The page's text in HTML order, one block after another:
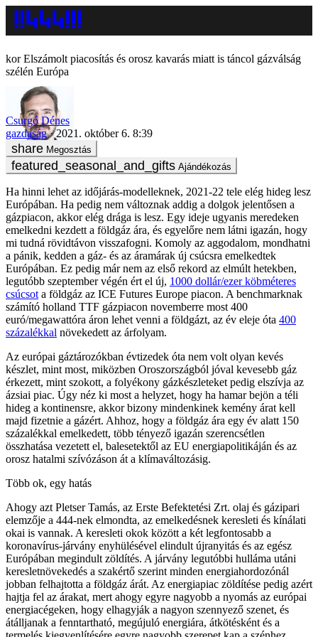
Elszámolt piacosítás és orosz kavarás miatt is táncol gázválság
szélén Európa
Csurgó Dénes
gazdaság
2021. október 6. 8:39
Megosztás
Ajándékozás
Ha hinni lehet az időjárás-modelleknek, 2021-22 tele elég hideg lesz
Európában. Ha pedig nem változnak addig a dolgok jelentősen a
gázpiacon, akkor elég drága is lesz. Egy ideje ugyanis meredeken
emelkedni kezdett a földgáz ára, és egyelőre nem látni igazán, hogy
mi tudná rövidtávon visszafogni. Komoly az aggodalom, mondhatni
a pánik, kedden a gáz- és az áramárak új csúcsra emelkedtek
Európában. Ez pedig már nem az első rekord az elmúlt hetekben,
legutóbb szeptember végén ért el új, 1000 dollár/ezer köbméteres
csúcsot a földgáz az ICE Futures Europe piacon. A benchmarknak
számító holland TTF gázpiacon novemberre most 400
euró/megawattóra áron lehet venni a földgázt, az év eleje óta 400
százalékkal növekedett az árfolyam.
Az európai gáztározókban évtizedek óta nem volt olyan kevés
készlet, mint most, miközben Oroszországból jóval kevesebb gáz
érkezett, mint szokott, a folyékony gázkészleteket pedig elszívja az
ázsiai piac. Úgy néz ki most a helyzet, hogy ha hamar bejön a téli
hideg a kontinensre, akkor bizony mindenkinek kemény árat kell
majd fizetnie a gázért. Ahhoz, hogy a földgáz ára egy év alatt 150
százalékkal emelkedett, több tényező igazán szerencsétlen
összhatása vezetett el, balesetektől az EU energiapolitikáján és az
orosz hatalmi szívózáson át a klímaváltozásig.
Több ok, egy hatás
Ahogy azt Pletser Tamás, az Erste Befektetési Zrt. olaj és gázipari
elemzője a 444-nek elmondta, az emelkedésnek keresleti és kínálati
okai is vannak. A keresleti okok között a két legfontosabb a
koronavírus-járvány enyhülésével elindult újranyitás és az egész
Európában megindult zöldítés. A járvány legutóbbi hulláma utáni
keresletnövekedés a szakértő szerint minden energiahordozónál
jobban felhajtotta a földgáz árát. Az energiapiac zöldítése pedig azért
hajtja fel az árakat, mert ahogy egyre nagyobb a nyomás az európai
energiacégeken, hogy elhagyják a nagyon szennyező szenet, és
átálljanak a fenntartható, megújuló energiára, átkötésként és a